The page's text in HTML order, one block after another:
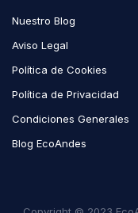
Nuestro Blog
Aviso Legal
Política de Cookies
Política de Privacidad
Condiciones Generales
Blog EcoAndes